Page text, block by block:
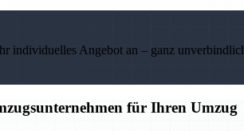
individuelles Angebot an – ganz
für Ihren Umzug